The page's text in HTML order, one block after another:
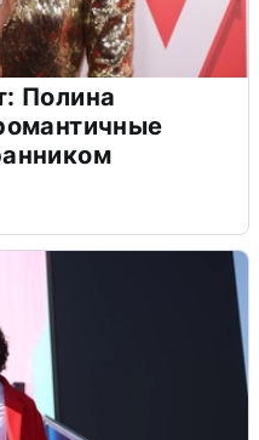
Полина